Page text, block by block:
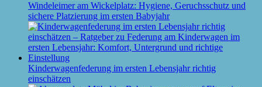
Windeleimer am Wickelplatz: Hygiene, Geruchsschutz und
sichere Platzierung im ersten Babyjahr
Kinderwagenfederung im ersten Lebensjahr richtig
einschätzen